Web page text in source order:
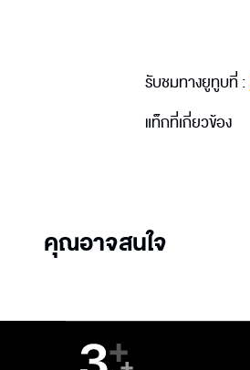
รับชมทางยูทูบที่ :
แท็กที่เกี่ยวข้อง
คุณอาจสนใจ